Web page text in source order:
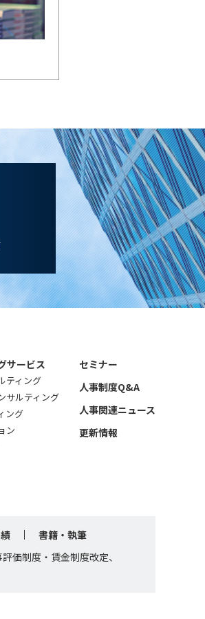
サービス
ティング
サルティング
ング
ン
セミナー
人事制度Q&A
人事関連ニュース
更新情報
書籍・執筆
価制度・賃金制度改定、